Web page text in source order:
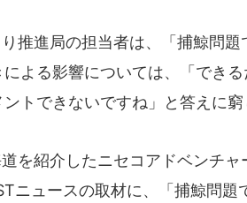
推進局の担当者は、「捕鯨問題
よる影響については、「でき
トできないですね」と答えに窮
を紹介したニセコアドベンチャ
ニュースの取材に、「捕鯨問題